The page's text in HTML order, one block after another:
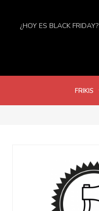
¿HOY ES BLACK FRIDAY?
FRIKIS